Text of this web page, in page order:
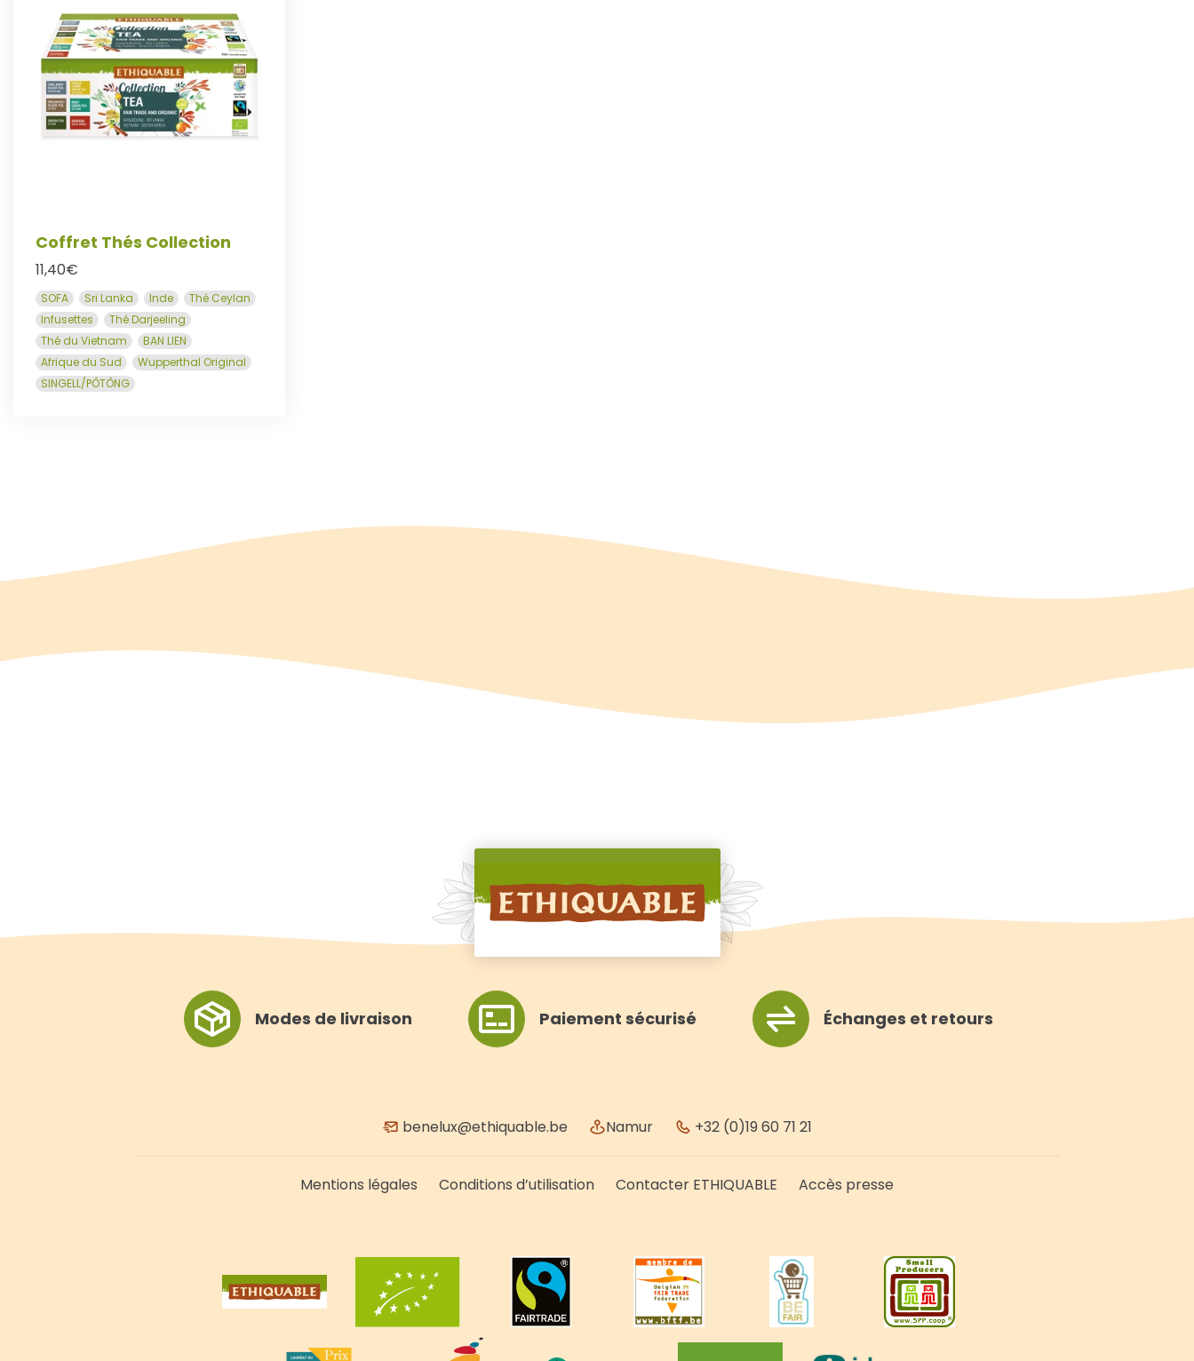
Coffret Thés Collection
11,40€
SOFA Sri Lanka Inde
Thé Ceylan
Infusettes
Thé Darjeeling
Thé du Vietnam
BAN LIEN
Afrique du Sud
Wupperthal Original
SINGELL/PÔTÔNG
Modes de livraison Paiement sécurisé Échanges et retours
benelux@ethiquable.be Namur +32 (0)19 60 71 21
Mentions légales Conditions d’utilisation Contacter ETHIQUABLE Accès presse